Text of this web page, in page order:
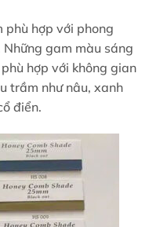
phù hợp với phong
gam màu sáng
hợp với không gian
trầm như nâu, xanh
điển.